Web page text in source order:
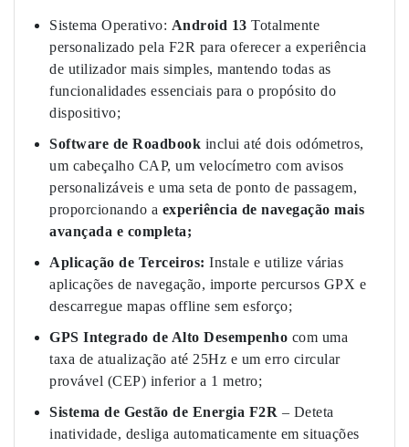
Sistema Operativo: Android 13 Totalmente
personalizado pela F2R para oferecer a experiência
de utilizador mais simples, mantendo todas as
funcionalidades essenciais para o propósito do
dispositivo;
Software de Roadbook inclui até dois odómetros,
um cabeçalho CAP, um velocímetro com avisos
personalizáveis e uma seta de ponto de passagem,
proporcionando a experiência de navegação mais
avançada e completa;
Aplicação de Terceiros: Instale e utilize várias
aplicações de navegação, importe percursos GPX e
descarregue mapas offline sem esforço;
GPS Integrado de Alto Desempenho com uma
taxa de atualização até 25Hz e um erro circular
provável (CEP) inferior a 1 metro;
Sistema de Gestão de Energia F2R – Deteta
inatividade, desliga automaticamente em situações